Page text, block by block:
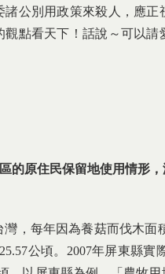
公別用政策來殺人，應
觀點看天下！話說～可以
的原住民保留地使用情形
，每年因為養菇而伐木面
公頃。2007年屏東縣實